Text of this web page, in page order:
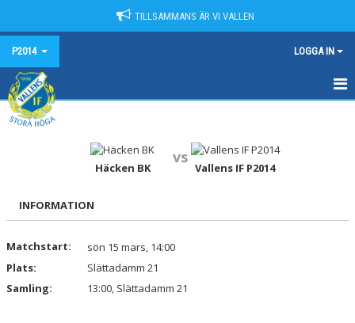
TILLSAMMANS ÄR VI VALLEN
P2014 LOGGA IN
HEM
MATCHER
TRUPPEN
BILDGALLERI
Häcken BK
vs
Vallens IF P2014
INFORMATION
Matchstart:
sön 15 mars, 14:00
Plats:
Slättadamm 21
Samling:
13:00, Slättadamm 21